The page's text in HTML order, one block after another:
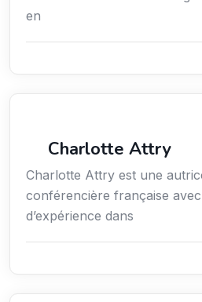
en
Charlotte Attry
Charlotte Attry est une
conférencière française
d’expérience dans